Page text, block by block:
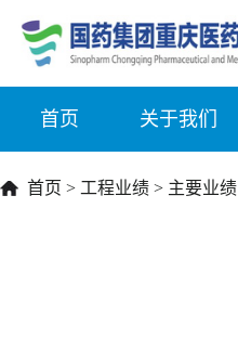
首页 关于我们
首页 > 工程业绩 > 主要业绩